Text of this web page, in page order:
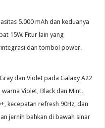
5.000 mAh dan keduanya
15W. Fitur lain yang
dan tombol power.
dan Violet pada Galaxy A22
Violet, Black dan Mint.
kecepatan refresh 90Hz, dan
jernih bahkan di bawah sinar